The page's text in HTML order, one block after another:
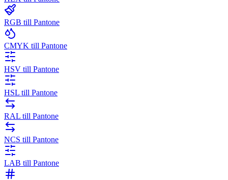
RGB till Pantone
CMYK till Pantone
HSV till Pantone
HSL till Pantone
RAL till Pantone
NCS till Pantone
LAB till Pantone